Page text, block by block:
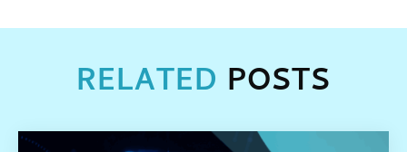
RELATED POSTS